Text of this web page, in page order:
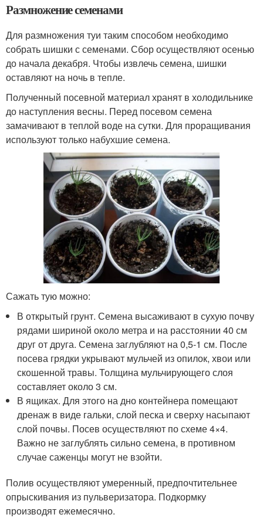
Размножение семенами
Для размножения туи таким способом необходимо
собрать шишки с семенами. Сбор осуществляют осенью
до начала декабря. Чтобы извлечь семена, шишки
оставляют на ночь в тепле.
Полученный посевной материал хранят в холодильнике
до наступления весны. Перед посевом семена
замачивают в теплой воде на сутки. Для проращивания
используют только набухшие семена.
Сажать тую можно:
В открытый грунт. Семена высаживают в сухую почву
рядами шириной около метра и на расстоянии 40 см
друг от друга. Семена заглубляют на 0,5-1 см. После
посева грядки укрывают мульчей из опилок, хвои или
скошенной травы. Толщина мульчирующего слоя
составляет около 3 см.
В ящиках. Для этого на дно контейнера помещают
дренаж в виде гальки, слой песка и сверху насыпают
слой почвы. Посев осуществляют по схеме 4×4.
Важно не заглублять сильно семена, в противном
случае саженцы могут не взойти.
Полив осуществляют умеренный, предпочтительнее
опрыскивания из пульверизатора. Подкормку
производят ежемесячно.